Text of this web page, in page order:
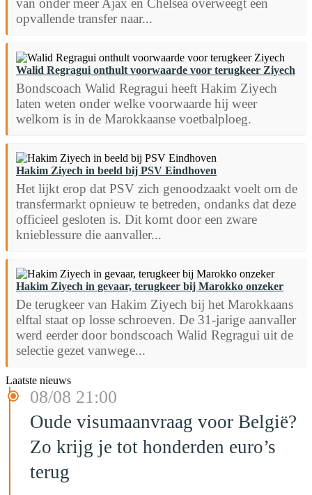
van onder meer Ajax en Chelsea overweegt een
opvallende transfer naar...
Walid Regragui onthult voorwaarde voor terugkeer Ziyech
Bondscoach Walid Regragui heeft Hakim Ziyech
laten weten onder welke voorwaarde hij weer
welkom is in de Marokkaanse voetbalploeg.
Hakim Ziyech in beeld bij PSV Eindhoven
Het lijkt erop dat PSV zich genoodzaakt voelt om de
transfermarkt opnieuw te betreden, ondanks dat deze
officieel gesloten is. Dit komt door een zware
knieblessure die aanvaller...
Hakim Ziyech in gevaar, terugkeer bij Marokko onzeker
De terugkeer van Hakim Ziyech bij het Marokkaans
elftal staat op losse schroeven. De 31-jarige aanvaller
werd eerder door bondscoach Walid Regragui uit de
selectie gezet vanwege...
Laatste nieuws
08/08 21:00
Oude visumaanvraag voor België?
Zo krijg je tot honderden euro’s
terug